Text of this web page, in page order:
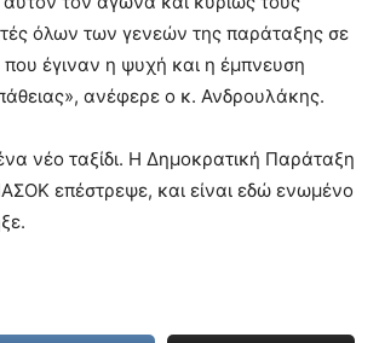
όλων των γενεών της παράταξης σε
έγιναν η ψυχή και η έμπνευση
ανέφερε ο κ. Ανδρουλάκης.
νέο ταξίδι. Η Δημοκρατική Παράταξη
επέστρεψε, και είναι εδώ ενωμένο